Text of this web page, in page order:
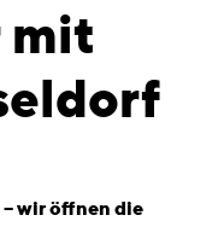
mit
wir öffnen die